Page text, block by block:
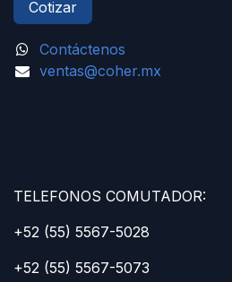
Cotizar
Contáctenos
ventas@coher.mx
TELEFONOS COMUTADOR:
+52 (55) 5567-5028
+52 (55) 5567-5073